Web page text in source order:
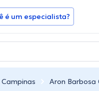
é um especialista?
Campinas Aron Barbosa